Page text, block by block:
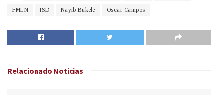
FMLN ISD Nayib Bukele Oscar Campos
Relacionado Noticias